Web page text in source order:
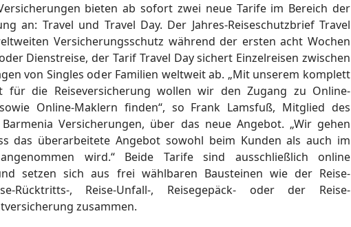
bieten ab sofort zwei neue Tarife im Bereich der
an: Travel und Travel Day. Der Jahres-Reiseschutzbrief Travel
Versicherungsschutz während der ersten acht Wochen
Dienstreise, der Tarif Travel Day sichert Einzelreisen zwischen
von Singles oder Familien weltweit ab. „Mit unserem komplett
für die Reiseversicherung wollen wir den Zugang zu Online-
Online-Maklern finden“, so Frank Lamsfuß, Mitglied des
Versicherungen, über das neue Angebot. „Wir gehen
das überarbeitete Angebot sowohl beim Kunden als auch im
wird.“ Beide Tarife sind ausschließlich online
setzen sich aus frei wählbaren Bausteinen wie der Reise-
Rücktritts-, Reise-Unfall-, Reisegepäck- oder der Reise-
zusammen.